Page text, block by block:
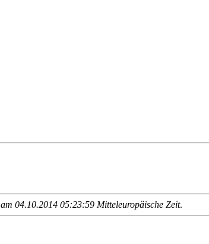
am 04.10.2014 05:23:59 Mitteleuropäische Zeit.